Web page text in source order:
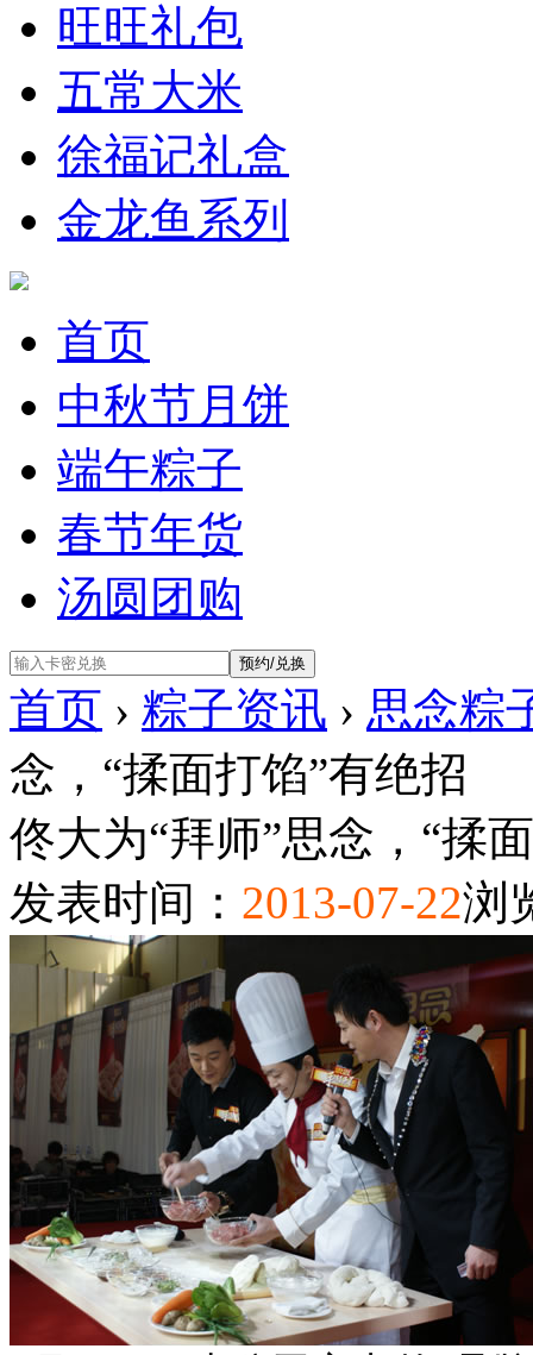
旺旺礼包
五常大米
徐福记礼盒
金龙鱼系列
首页
中秋节月饼
端午粽子
春节年货
汤圆团购
首页 › 粽子资讯 › 思念粽
念，“揉面打馅”有绝招
佟大为“拜师”思念，“揉
发表时间： 2013-07-22浏